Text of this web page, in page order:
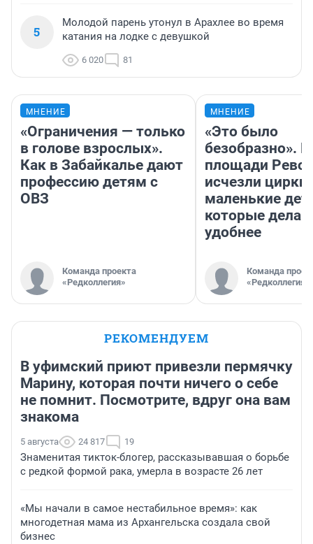
5
Молодой парень утонул в Арахлее во время
катания на лодке с девушкой
6 020 81
МНЕНИЕ
«Ограничения — только
в голове взрослых».
Как в Забайкалье дают
профессию детям с
ОВЗ
Команда проекта
«Редколлегия»
МНЕНИЕ
«Это было
безобразно».
площади
исчезли цирки
маленькие
которые
удобнее
Команда
«Редколлегия»
РЕКОМЕНДУЕМ
В уфимский приют привезли пермячку
Марину, которая почти ничего о себе
не помнит. Посмотрите, вдруг она вам
знакома
5 августа 24 817 19
Знаменитая тикток-блогер, рассказывавшая о борьбе
с редкой формой рака, умерла в возрасте 26 лет
«Мы начали в самое нестабильное время»: как
многодетная мама из Архангельска создала свой
бизнес